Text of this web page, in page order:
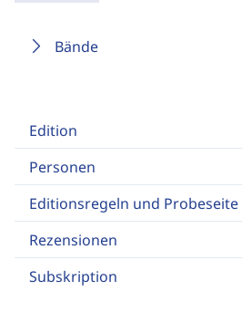
Edition
Personen
Editionsregeln und Probeseite
Rezensionen
Subskription
Bände